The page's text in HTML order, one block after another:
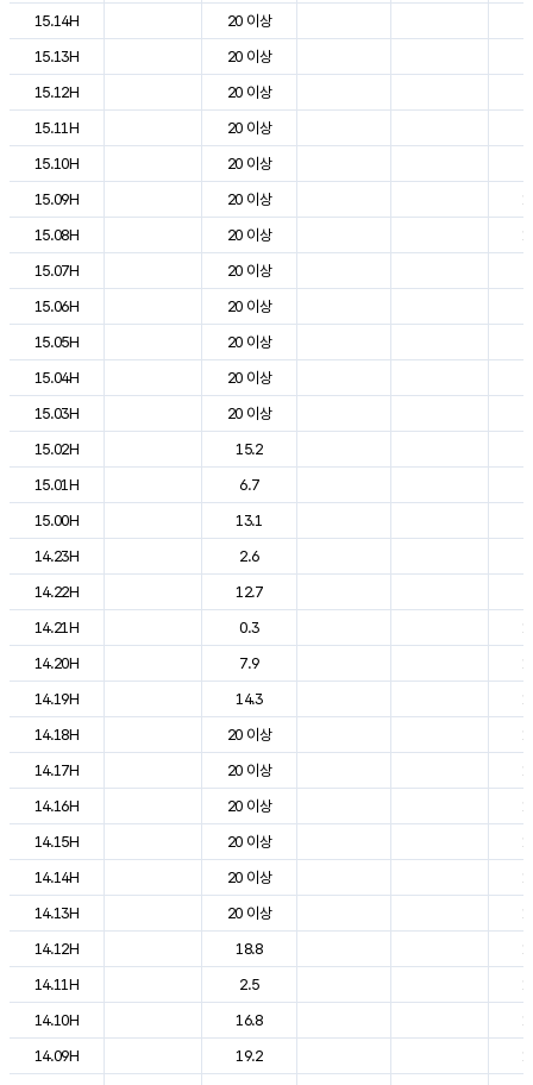
15.14H
20 이상
15.13H
20 이상
15.12H
20 이상
15.11H
20 이상
15.10H
20 이상
15.09H
20 이상
15.08H
20 이상
15.07H
20 이상
15.06H
20 이상
15.05H
20 이상
15.04H
20 이상
15.03H
20 이상
15.02H
15.2
15.01H
6.7
15.00H
13.1
14.23H
2.6
14.22H
12.7
14.21H
0.3
14.20H
7.9
14.19H
14.3
14.18H
20 이상
14.17H
20 이상
14.16H
20 이상
14.15H
20 이상
14.14H
20 이상
14.13H
20 이상
14.12H
18.8
14.11H
2.5
14.10H
16.8
14.09H
19.2